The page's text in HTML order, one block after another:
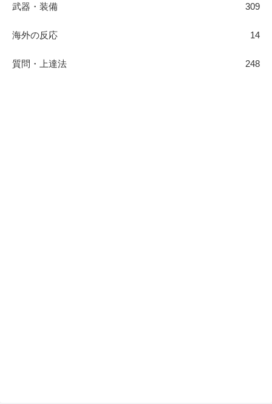
武器・装備 309
海外の反応 14
質問・上達法 248